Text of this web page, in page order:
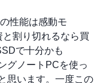
性能は感動モ
と割り切れるなら買
で十分かも
グノートPCを使っ
思います。一度この